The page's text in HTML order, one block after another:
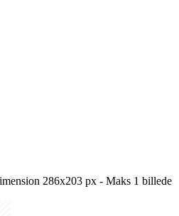
286x203 px - Maks 1 billede